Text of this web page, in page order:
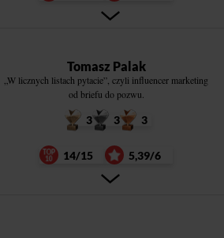
Tomasz Palak
„W licznych listach pytacie”, czyli influencer marketing
od briefu do pozwu.
3 3 3
14/15 5,39/6